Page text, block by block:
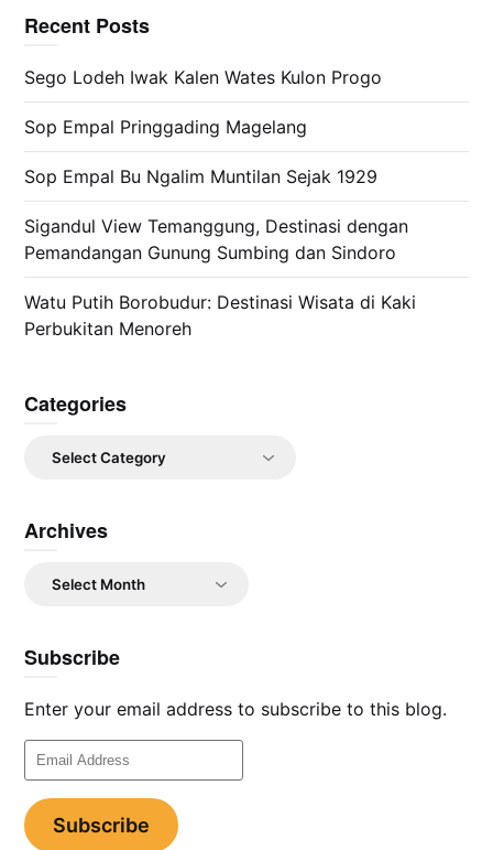
Recent Posts
Sego Lodeh Iwak Kalen Wates Kulon Progo
Sop Empal Pringgading Magelang
Sop Empal Bu Ngalim Muntilan Sejak 1929
Sigandul View Temanggung, Destinasi dengan
Pemandangan Gunung Sumbing dan Sindoro
Watu Putih Borobudur: Destinasi Wisata di Kaki
Perbukitan Menoreh
Categories
Categories
Archives
Archives
Subscribe
Enter your email address to subscribe to this blog.
Email
Address
Subscribe